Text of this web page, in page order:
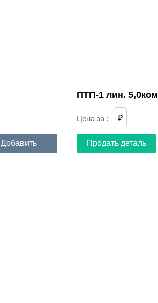
Добавить
ПТП-1 лин. 5,0ком
Цена за : ₽
Продать деталь